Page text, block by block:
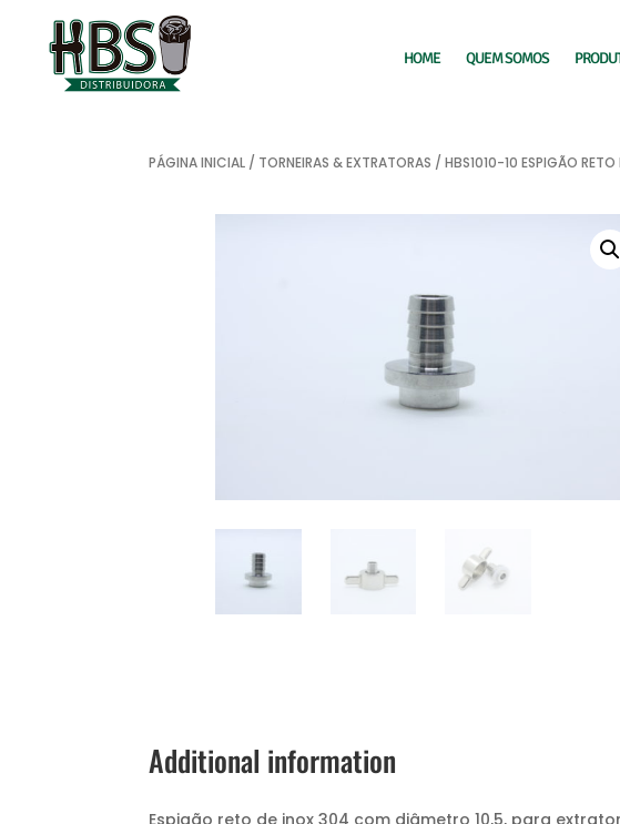
HOME QUEM SOMOS
PÁGINA INICIAL / TORNEIRAS & EXTRATORAS / HBS1010-10 ESPIGÃO
Additional information